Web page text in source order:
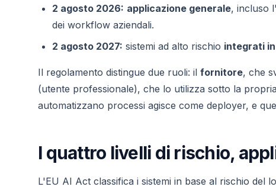
2 agosto 2026: applicazione generale, incluso
dei workflow aziendali.
2 agosto 2027: sistemi ad alto rischio integrati
Il regolamento distingue due ruoli: il fornitore, che
(utente professionale), che lo utilizza sotto la
automatizzano processi agisce come deployer, e
I quattro livelli di rischio,
L'EU AI Act classifica i sistemi in base al rischio del